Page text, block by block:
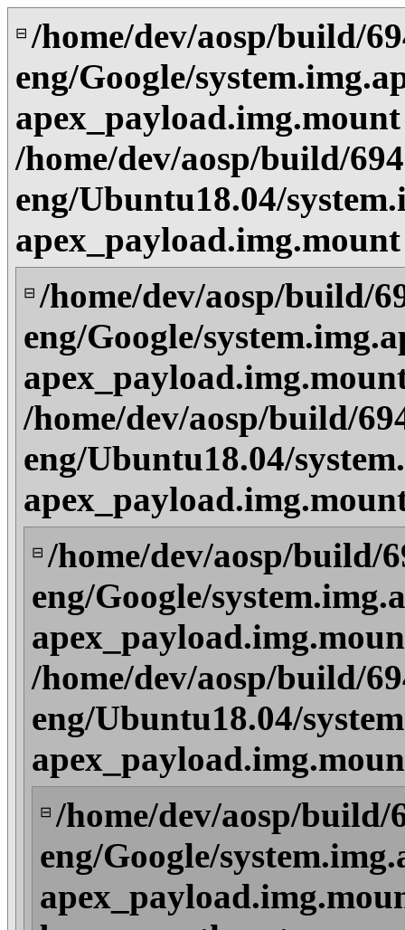
⊟ /home/dev/aosp/build/
eng/Google/
apex_payload.img.mount
/home/dev/aosp/build/
eng/Ubuntu18.04/
apex_payload.img.mount
⊟ /home/dev/aosp/build/
eng/Google/
/home/dev/aosp/build/
eng/Ubuntu18.04/
⊟ /home/dev/aosp/build/
eng/Google/
/home/dev/aosp/build/
eng/Ubuntu18.04/
⊟ /home/dev/aosp/build/
eng/Google/